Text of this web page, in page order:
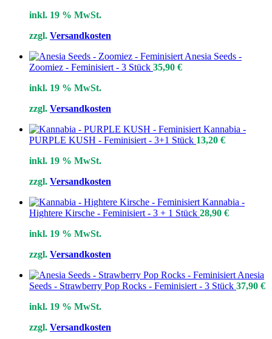
inkl. 19 % MwSt.
zzgl. Versandkosten
Anesia Seeds -
Zoomiez - Feminisiert - 3 Stück 35,90 €
inkl. 19 % MwSt.
zzgl. Versandkosten
Kannabia -
PURPLE KUSH - Feminisiert - 3+1 Stück 13,20 €
inkl. 19 % MwSt.
zzgl. Versandkosten
Kannabia -
Hightere Kirsche - Feminisiert - 3 + 1 Stück 28,90 €
inkl. 19 % MwSt.
zzgl. Versandkosten
Anesia
Seeds - Strawberry Pop Rocks - Feminisiert - 3 Stück 37,90 €
inkl. 19 % MwSt.
zzgl. Versandkosten